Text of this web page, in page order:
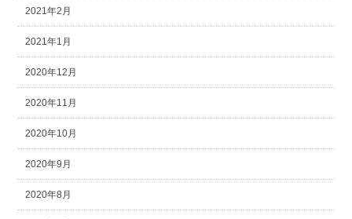
2021年2月
2021年1月
2020年12月
2020年11月
2020年10月
2020年9月
2020年8月